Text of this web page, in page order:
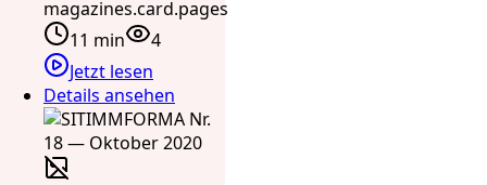
magazines.card.pages
11 min
4
Jetzt lesen
Details ansehen